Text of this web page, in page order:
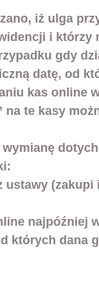
iż ulga
i którzy
gdy
datę, od
kas online
te kasy
ustawy (zakupi i
najpóźniej
których dana